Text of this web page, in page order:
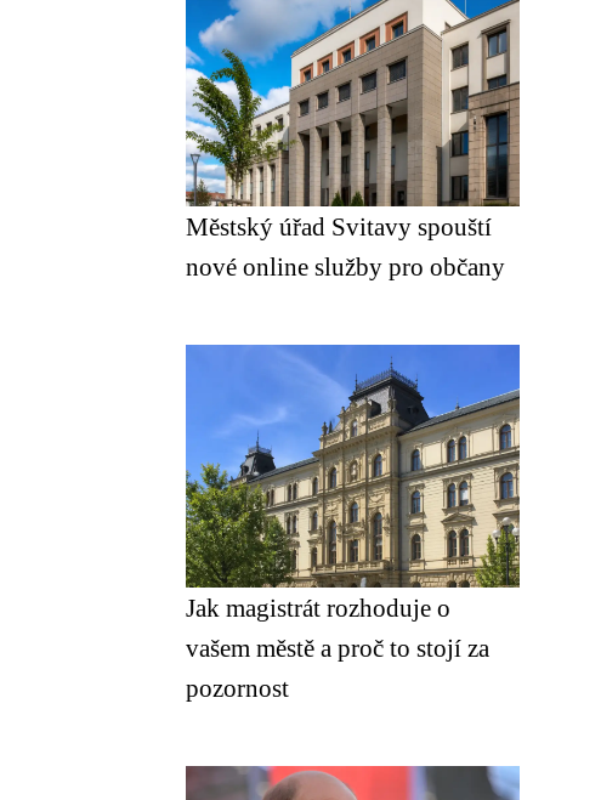
Městský úřad Svitavy spouští
nové online služby pro občany
Jak magistrát rozhoduje o
vašem městě a proč to stojí za
pozornost